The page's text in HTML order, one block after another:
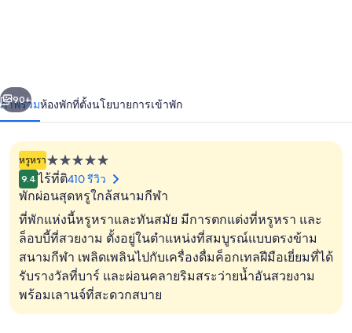
ล็อบบี้
า
ถัดไป
90+
ภาพรวมห้องพักที่ตั้งนโยบายการเข้าพัก
หรูหราที่พัก
5.0
ดาว
9.4 ไร้ที่ติ410 รีวิว
พักผ่อนสุดหรูใกล้สนามกีฬา
ที่พักแห่งนี้หรูหราและทันสมัย มีการตกแต่งที่หรูหรา และ
ล็อบบี้ที่สวยงาม ตั้งอยู่ในตำแหน่งที่สมบูรณ์แบบตรงข้าม
สนามกีฬา เพลิดเพลินไปกับเครื่องดื่มค็อกเทลฝีมือเยี่ยมที่ได้
รับรางวัลที่บาร์ และผ่อนคลายริมสระว่ายน้ำอันสวยงาม
พร้อมเลานจ์ที่สะดวกสบาย